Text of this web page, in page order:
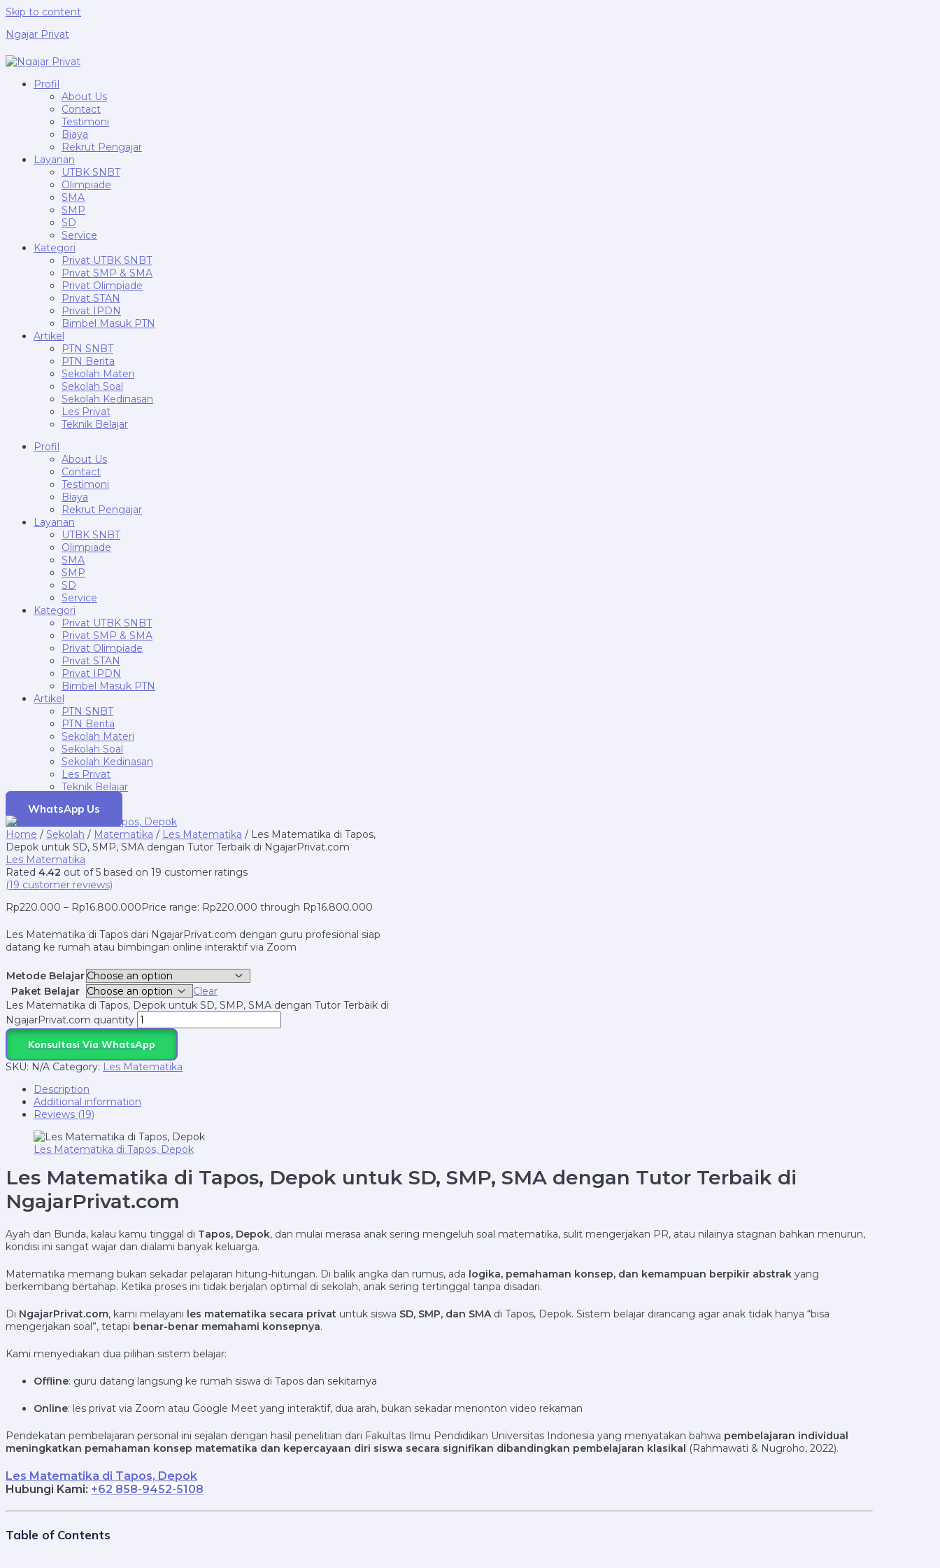
Skip to content
Ngajar Privat
Profil
About Us
Contact
Testimoni
Biaya
Rekrut Pengajar
Layanan
UTBK SNBT
Olimpiade
SMA
SMP
SD
Service
Kategori
Privat UTBK SNBT
Privat SMP & SMA
Privat Olimpiade
Privat STAN
Privat IPDN
Bimbel Masuk PTN
Artikel
PTN SNBT
PTN Berita
Sekolah Materi
Sekolah Soal
Sekolah Kedinasan
Les Privat
Teknik Belajar
Profil
About Us
Contact
Testimoni
Biaya
Rekrut Pengajar
Layanan
UTBK SNBT
Olimpiade
SMA
SMP
SD
Service
Kategori
Privat UTBK SNBT
Privat SMP & SMA
Privat Olimpiade
Privat STAN
Privat IPDN
Bimbel Masuk PTN
Artikel
PTN SNBT
PTN Berita
Sekolah Materi
Sekolah Soal
Sekolah Kedinasan
Les Privat
Teknik Belajar
WhatsApp Us
Home / Sekolah / Matematika / Les Matematika / Les Matematika di Tapos,
Depok untuk SD, SMP, SMA dengan Tutor Terbaik di NgajarPrivat.com
Les Matematika
Rated 4.42 out of 5 based on 19 customer ratings
(19 customer reviews)
Rp220.000 – Rp16.800.000Price range: Rp220.000 through Rp16.800.000
Les Matematika di Tapos dari NgajarPrivat.com dengan guru profesional siap
datang ke rumah atau bimbingan online interaktif via Zoom
Metode Belajar
Paket Belajar
Clear
Les Matematika di Tapos, Depok untuk SD, SMP, SMA dengan Tutor Terbaik di
NgajarPrivat.com quantity
Konsultasi Via WhatsApp
SKU: N/A Category: Les Matematika
Description
Additional information
Reviews (19)
Les Matematika di Tapos, Depok
Les Matematika di Tapos, Depok untuk SD, SMP, SMA dengan Tutor Terbaik di
NgajarPrivat.com
Ayah dan Bunda, kalau kamu tinggal di Tapos, Depok, dan mulai merasa anak sering mengeluh soal matematika, sulit mengerjakan PR, atau nilainya stagnan bahkan menurun,
kondisi ini sangat wajar dan dialami banyak keluarga.
Matematika memang bukan sekadar pelajaran hitung-hitungan. Di balik angka dan rumus, ada logika, pemahaman konsep, dan kemampuan berpikir abstrak yang
berkembang bertahap. Ketika proses ini tidak berjalan optimal di sekolah, anak sering tertinggal tanpa disadari.
Di NgajarPrivat.com, kami melayani les matematika secara privat untuk siswa SD, SMP, dan SMAdi Tapos, Depok. Sistem belajar dirancang agar anak tidak hanya “bisa
mengerjakan soal”, tetapi benar-benar memahami konsepnya.
Kami menyediakan dua pilihan sistem belajar:
Offline: guru datang langsung ke rumah siswa di Tapos dan sekitarnya
Online: les privat via Zoom atau Google Meet yang interaktif, dua arah, bukan sekadar menonton video rekaman
Pendekatan pembelajaran personal ini sejalan dengan hasil penelitian dari Fakultas Ilmu Pendidikan Universitas Indonesia yang menyatakan bahwa pembelajaran individual
meningkatkan pemahaman konsep matematika dan kepercayaan diri siswa secara signifikan dibandingkan pembelajaran klasikal (Rahmawati & Nugroho, 2022).
Les Matematika di Tapos, Depok
Hubungi Kami: +62 858-9452-5108
Table of Contents